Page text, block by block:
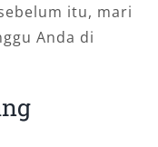
itu, mari
Anda di